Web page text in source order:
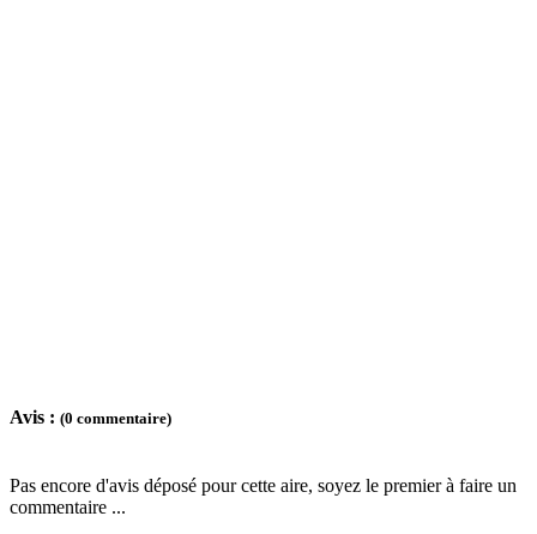
Avis : (0 commentaire)
Pas encore d'avis déposé pour cette aire, soyez le premier à faire un
commentaire ...